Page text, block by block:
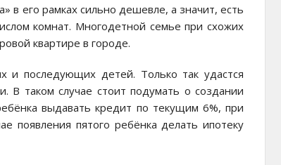
в его рамках сильно дешевле, а значит, есть
комнат. Многодетной семье при схожих
квартире в городе.
и последующих детей. Только так удастся
В таком случае стоит подумать о создании
выдавать кредит по текущим 6%, при
появления пятого ребёнка делать ипотеку